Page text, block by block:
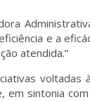
e a
atendida.”
voltadas
sintonia